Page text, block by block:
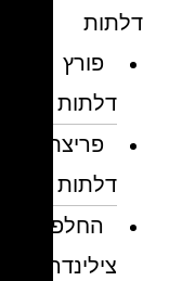
דלתות
פורץ
דלתות
פריצת
דלתות
החלפת
צילינדרים